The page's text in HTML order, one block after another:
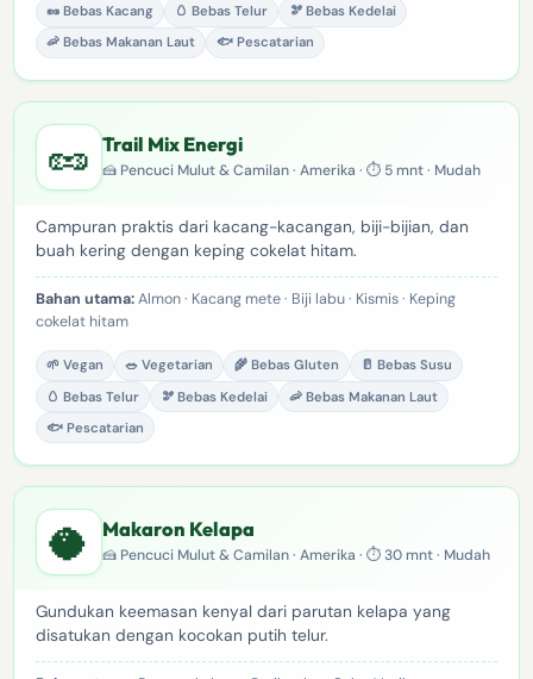
🥜 Bebas Kacang
🥚 Bebas Telur
🫘 Bebas Kedelai
🦐 Bebas Makanan Laut
🐟 Pescatarian
🥜 Trail Mix Energi
🍰 Pencuci Mulut & Camilan · Amerika · ⏱ 5 mnt · Mudah
Campuran praktis dari kacang-kacangan, biji-bijian, dan
buah kering dengan keping cokelat hitam.
Bahan utama:Almon · Kacang mete · Biji labu · Kismis · Keping
cokelat hitam
🌱 Vegan 🥗 Vegetarian 🌾 Bebas Gluten
🥛 Bebas Susu
🥚 Bebas Telur
🫘 Bebas Kedelai
🦐 Bebas Makanan Laut
🐟 Pescatarian
🥥 Makaron Kelapa
🍰 Pencuci Mulut & Camilan · Amerika · ⏱ 30 mnt · Mudah
Gundukan keemasan kenyal dari parutan kelapa yang
disatukan dengan kocokan putih telur.